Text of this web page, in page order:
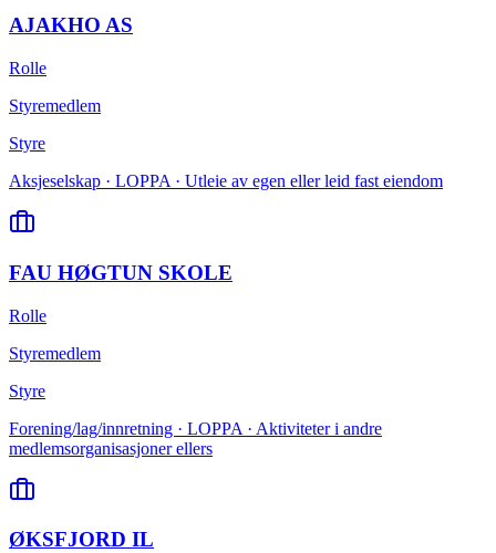
AJAKHO AS
Rolle
Styremedlem
Styre
Aksjeselskap · LOPPA · Utleie av egen eller leid fast eiendom
FAU HØGTUN SKOLE
Rolle
Styremedlem
Styre
Forening/lag/innretning · LOPPA · Aktiviteter i andre
medlemsorganisasjoner ellers
ØKSFJORD IL